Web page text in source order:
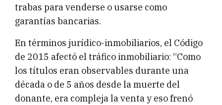
trabas para venderse o usarse como
garantías bancarias.
En términos jurídico-inmobiliarios, el Código
de 2015 afectó el tráfico inmobiliario: “Como
los títulos eran observables durante una
década o de 5 años desde la muerte del
donante, era compleja la venta y eso frenó